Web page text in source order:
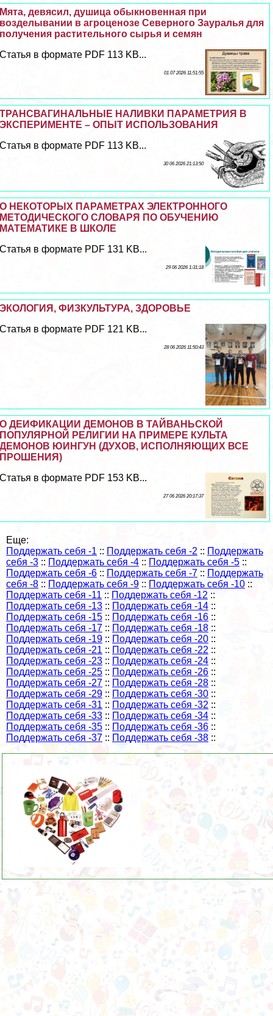
Мята, девясил, душица обыкновенная при
возделывании в агроценозе Северного Зауралья для
получения растительного сырья и семян
Статья в формате PDF 113 KB...
01 07 2026 11:51:55
ТРАНСВАГИНАЛЬНЫЕ НАЛИВКИ ПАРАМЕТРИЯ В
ЭКСПЕРИМЕНТЕ – ОПЫТ ИСПОЛЬЗОВАНИЯ
Статья в формате PDF 113 KB...
30 06 2026 21:13:50
О НЕКОТОРЫХ ПАРАМЕТРАХ ЭЛЕКТРОННОГО
МЕТОДИЧЕСКОГО СЛОВАРЯ ПО ОБУЧЕНИЮ
МАТЕМАТИКЕ В ШКОЛЕ
Статья в формате PDF 131 KB...
29 06 2026 1:31:18
ЭКОЛОГИЯ, ФИЗКУЛЬТУРА, ЗДОРОВЬЕ
Статья в формате PDF 121 KB...
28 06 2026 11:50:43
О ДЕИФИКАЦИИ ДЕМОНОВ В ТАЙВАНЬСКОЙ
ПОПУЛЯРНОЙ РЕЛИГИИ НА ПРИМЕРЕ КУЛЬТА
ДЕМОНОВ ЮИНГУН (ДУХОВ, ИСПОЛНЯЮЩИХ ВСЕ
ПРОШЕНИЯ)
Статья в формате PDF 153 KB...
27 06 2026 20:17:37
Еще:
Поддержать себя -1 :: Поддержать себя -2 :: Поддержать
себя -3 :: Поддержать себя -4 :: Поддержать себя -5 ::
Поддержать себя -6 :: Поддержать себя -7 :: Поддержать
себя -8 :: Поддержать себя -9 :: Поддержать себя -10 ::
Поддержать себя -11 :: Поддержать себя -12 ::
Поддержать себя -13 :: Поддержать себя -14 ::
Поддержать себя -15 :: Поддержать себя -16 ::
Поддержать себя -17 :: Поддержать себя -18 ::
Поддержать себя -19 :: Поддержать себя -20 ::
Поддержать себя -21 :: Поддержать себя -22 ::
Поддержать себя -23 :: Поддержать себя -24 ::
Поддержать себя -25 :: Поддержать себя -26 ::
Поддержать себя -27 :: Поддержать себя -28 ::
Поддержать себя -29 :: Поддержать себя -30 ::
Поддержать себя -31 :: Поддержать себя -32 ::
Поддержать себя -33 :: Поддержать себя -34 ::
Поддержать себя -35 :: Поддержать себя -36 ::
Поддержать себя -37 :: Поддержать себя -38 ::